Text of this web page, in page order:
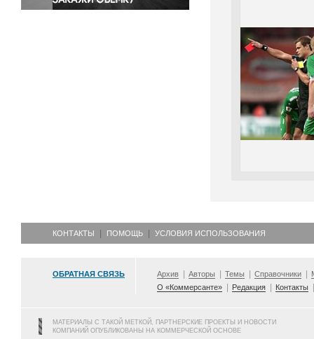
КОНТАКТЫ ПОМОЩЬ УСЛОВИЯ ИСПОЛЬЗОВАНИЯ
ОБРАТНАЯ СВЯЗЬ Архив Авторы Темы Справочники
О «Коммерсанте»
Редакция Контакты
МАТЕРИАЛЫ С ТАКОЙ МЕТКОЙ, ПАРТНЕРСКИЕ ПРОЕКТЫ И НОВОСТИ
КОМПАНИЙ ОПУБЛИКОВАНЫ НА КОММЕРЧЕСКОЙ ОСНОВЕ